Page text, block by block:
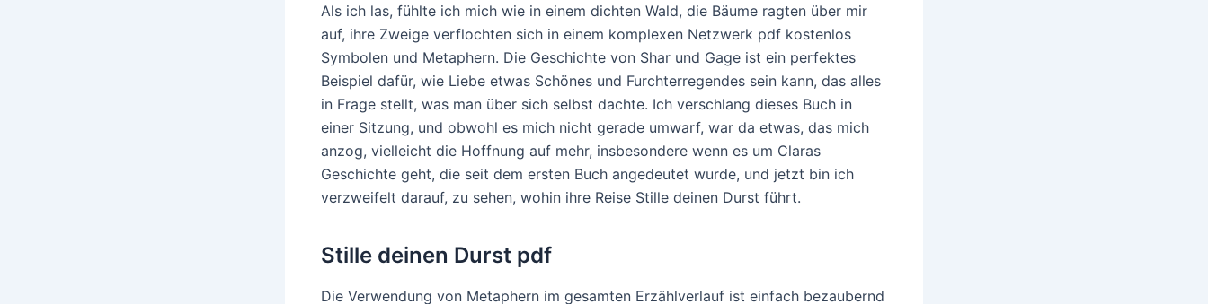
Als ich las, fühlte ich mich wie in einem dichten Wald, die Bäume ragten über mir
auf, ihre Zweige verflochten sich in einem komplexen Netzwerk pdf kostenlos
Symbolen und Metaphern. Die Geschichte von Shar und Gage ist ein perfektes
Beispiel dafür, wie Liebe etwas Schönes und Furchterregendes sein kann, das alles
in Frage stellt, was man über sich selbst dachte. Ich verschlang dieses Buch in
einer Sitzung, und obwohl es mich nicht gerade umwarf, war da etwas, das mich
anzog, vielleicht die Hoffnung auf mehr, insbesondere wenn es um Claras
Geschichte geht, die seit dem ersten Buch angedeutet wurde, und jetzt bin ich
verzweifelt darauf, zu sehen, wohin ihre Reise Stille deinen Durst führt.
Stille deinen Durst pdf
Die Verwendung von Metaphern im gesamten Erzählverlauf ist einfach bezaubernd